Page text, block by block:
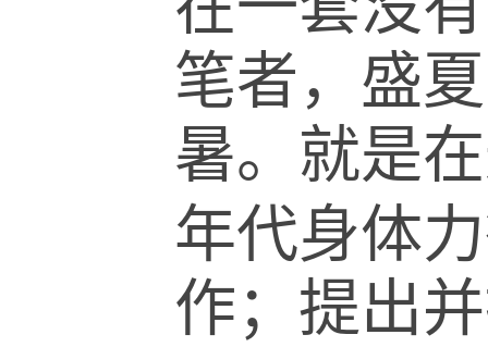
笔者，盛
暑。就是
年代身体
作；提出